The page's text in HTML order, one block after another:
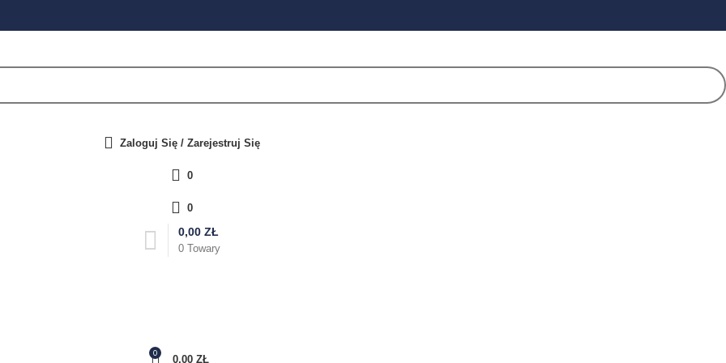
Zaloguj Się / Zarejestruj Się
0
0
0 Towary
0,00 ZŁ
0 0,00 ZŁ